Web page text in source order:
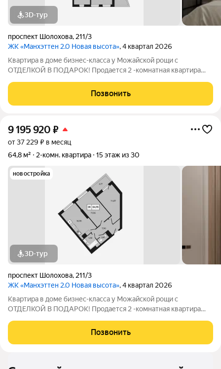
3D-тур
проспект Шолохова, 211/3
ЖК «Манхэттен 2.0 Новая высота», 4 квартал 2026
Квартира в доме бизнес-класса у Можайской рощи с
ОТДЕЛКОЙ В ПОДАРОК! Продается 2 -комнатная квартира
Шолохова 211/3. Дом расположен прямо у Можайской рощи
Позвонить
9 195 920 ₽
от 37 229 ₽ в месяц
64,8 м²
2-комн. квартира 15 этаж из 30
новостройка
3D-тур
проспект Шолохова, 211/3
ЖК «Манхэттен 2.0 Новая высота», 4 квартал 2026
Квартира в доме бизнес-класса у Можайской рощи с
ОТДЕЛКОЙ В ПОДАРОК! Продается 2 -комнатная квартира
Шолохова 211/3. Дом расположен прямо у Можайской рощи
Позвонить